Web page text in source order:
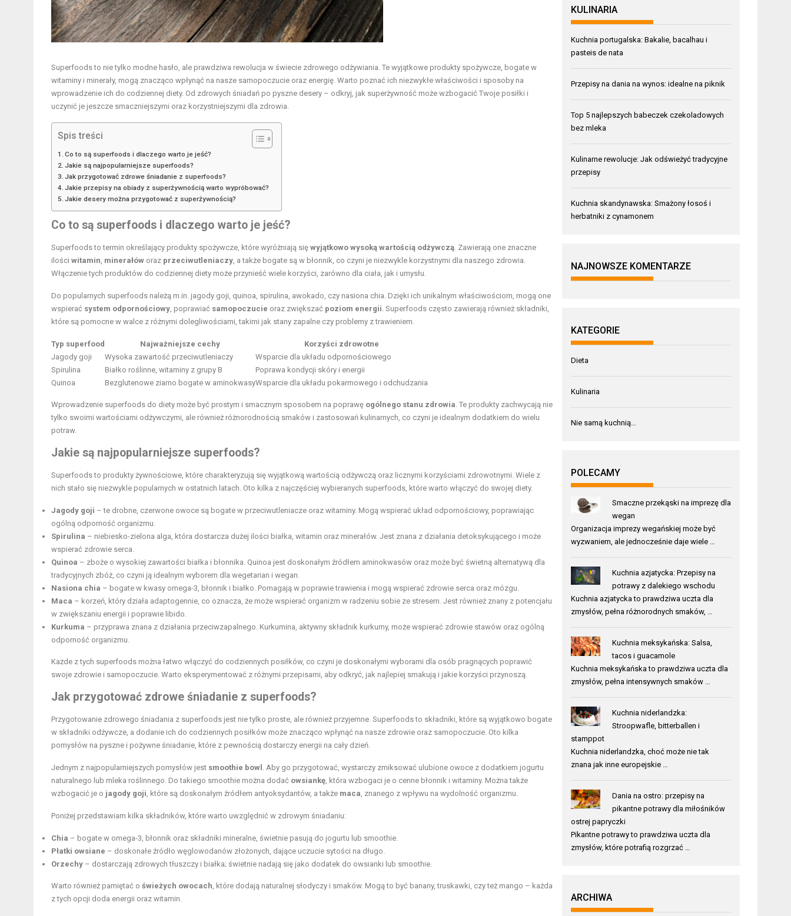
Superfoods to nie tylko modne hasło, ale prawdziwa rewolucja w świecie zdrowego odżywiania. Te wyjątkowe produkty spożywcze, bogate w
witaminy i minerały, mogą znacząco wpłynąć na nasze samopoczucie oraz energię. Warto poznać ich niezwykłe właściwości i sposoby na
wprowadzenie ich do codziennej diety. Od zdrowych śniadań po pyszne desery – odkryj, jak superżywność może wzbogacić Twoje posiłki i
uczynić je jeszcze smaczniejszymi oraz korzystniejszymi dla zdrowia.
Spis treści
Co to są superfoods i dlaczego warto je jeść?
Jakie są najpopularniejsze superfoods?
Jak przygotować zdrowe śniadanie z superfoods?
Jakie przepisy na obiady z superżywnością warto wypróbować?
Jakie desery można przygotować z superżywnością?
Co to są superfoods i dlaczego warto je jeść?
Superfoods to termin określający produkty spożywcze, które wyróżniają się wyjątkowo wysoką wartością odżywczą. Zawierają one znaczne
ilości witamin, minerałów oraz przeciwutleniaczy, a także bogate są w błonnik, co czyni je niezwykle korzystnymi dla naszego zdrowia.
Włączenie tych produktów do codziennej diety może przynieść wiele korzyści, zarówno dla ciała, jak i umysłu.
Do popularnych superfoods należą m.in. jagody goji, quinoa, spirulina, awokado, czy nasiona chia. Dzięki ich unikalnym właściwościom, mogą one
wspierać system odpornościowy, poprawiać samopoczucie oraz zwiększać poziom energii. Superfoods często zawierają również składniki,
które są pomocne w walce z różnymi dolegliwościami, takimi jak stany zapalne czy problemy z trawieniem.
Typ superfood Najważniejsze cechy
Korzyści zdrowotne
Jagody goji
Wysoka zawartość przeciwutleniaczy
Wsparcie dla układu odpornościowego
Spirulina
Białko roślinne, witaminy z grupy B
Poprawa kondycji skóry i energii
Quinoa
Bezglutenowe ziarno bogate w aminokwasyWsparcie dla układu pokarmowego i odchudzania
Wprowadzenie superfoods do diety może być prostym i smacznym sposobem na poprawę ogólnego stanu zdrowia. Te produkty zachwycają nie
tylko swoimi wartościami odżywczymi, ale również różnorodnością smaków i zastosowań kulinarnych, co czyni je idealnym dodatkiem do wielu
potraw.
Jakie są najpopularniejsze superfoods?
Superfoods to produkty żywnościowe, które charakteryzują się wyjątkową wartością odżywczą oraz licznymi korzyściami zdrowotnymi. Wiele z
nich stało się niezwykle popularnych w ostatnich latach. Oto kilka z najczęściej wybieranych superfoods, które warto włączyć do swojej diety.
Jagody goji – te drobne, czerwone owoce są bogate w przeciwutleniacze oraz witaminy. Mogą wspierać układ odpornościowy, poprawiając
ogólną odporność organizmu.
Spirulina – niebiesko-zielona alga, która dostarcza dużej ilości białka, witamin oraz minerałów. Jest znana z działania detoksykującego i może
wspierać zdrowie serca.
Quinoa – zboże o wysokiej zawartości białka i błonnika. Quinoa jest doskonałym źródłem aminokwasów oraz może być świetną alternatywą dla
tradycyjnych zbóż, co czyni ją idealnym wyborem dla wegetarian i wegan.
Nasiona chia – bogate w kwasy omega-3, błonnik i białko. Pomagają w poprawie trawienia i mogą wspierać zdrowie serca oraz mózgu.
Maca – korzeń, który działa adaptogennie, co oznacza, że może wspierać organizm w radzeniu sobie ze stresem. Jest również znany z potencjału
w zwiększaniu energii i poprawie libido.
Kurkuma – przyprawa znana z działania przeciwzapalnego. Kurkumina, aktywny składnik kurkumy, może wspierać zdrowie stawów oraz ogólną
odporność organizmu.
Każde z tych superfoods można łatwo włączyć do codziennych posiłków, co czyni je doskonałymi wyborami dla osób pragnących poprawić
swoje zdrowie i samopoczucie. Warto eksperymentować z różnymi przepisami, aby odkryć, jak najlepiej smakują i jakie korzyści przynoszą.
Jak przygotować zdrowe śniadanie z superfoods?
Przygotowanie zdrowego śniadania z superfoods jest nie tylko proste, ale również przyjemne. Superfoods to składniki, które są wyjątkowo bogate
w składniki odżywcze, a dodanie ich do codziennych posiłków może znacząco wpłynąć na nasze zdrowie oraz samopoczucie. Oto kilka
pomysłów na pyszne i pożywne śniadanie, które z pewnością dostarczy energii na cały dzień.
Jednym z najpopularniejszych pomysłów jest smoothie bowl . Aby go przygotować, wystarczy zmiksować ulubione owoce z dodatkiem jogurtu
naturalnego lub mleka roślinnego. Do takiego smoothie można dodać owsiankę, która wzbogaci je o cenne błonnik i witaminy. Można także
wzbogacić je o jagody goji, które są doskonałym źródłem antyoksydantów, a także maca, znanego z wpływu na wydolność organizmu.
Poniżej przedstawiam kilka składników, które warto uwzględnić w zdrowym śniadaniu:
Chia – bogate w omega-3, błonnik oraz składniki mineralne, świetnie pasują do jogurtu lub smoothie.
Płatki owsiane – doskonałe źródło węglowodanów złożonych, dające uczucie sytości na długo.
Orzechy – dostarczają zdrowych tłuszczy i białka; świetnie nadają się jako dodatek do owsianki lub smoothie.
Warto również pamiętać o świeżych owocach, które dodają naturalnej słodyczy i smaków. Mogą to być banany, truskawki, czy też mango – każda
z tych opcji doda energii oraz witamin.
KULINARIA
Kuchnia portugalska: Bakalie, bacalhau i
pasteis de nata
Przepisy na dania na wynos: idealne na piknik
Top 5 najlepszych babeczek czekoladowych
bez mleka
Kulinarne rewolucje: Jak odświeżyć tradycyjne
przepisy
Kuchnia skandynawska: Smażony łosoś i
herbatniki z cynamonem
NAJNOWSZE KOMENTARZE
KATEGORIE
Dieta
Kulinaria
Nie samą kuchnią…
POLECAMY
Smaczne przekąski na imprezę dla
wegan
Organizacja imprezy wegańskiej może być
wyzwaniem, ale jednocześnie daje wiele …
Kuchnia azjatycka: Przepisy na
potrawy z dalekiego wschodu
Kuchnia azjatycka to prawdziwa uczta dla
zmysłów, pełna różnorodnych smaków, …
Kuchnia meksykańska: Salsa,
tacos i guacamole
Kuchnia meksykańska to prawdziwa uczta dla
zmysłów, pełna intensywnych smaków …
Kuchnia niderlandzka:
Stroopwafle, bitterballen i
stamppot
Kuchnia niderlandzka, choć może nie tak
znana jak inne europejskie …
Dania na ostro: przepisy na
pikantne potrawy dla miłośników
ostrej papryczki
Pikantne potrawy to prawdziwa uczta dla
zmysłów, które potrafią rozgrzać …
ARCHIWA